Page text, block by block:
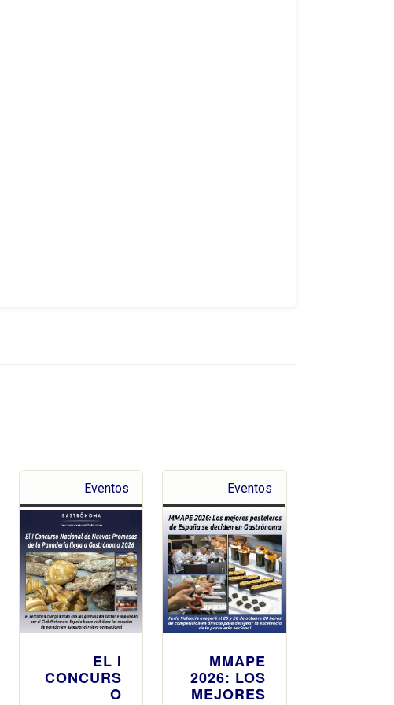
Eventos
EL I
CONCURS
O
Eventos
MMAPE
2026: LOS
MEJORES